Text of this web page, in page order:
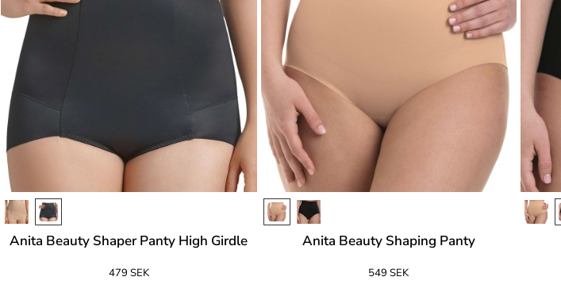
Anita Beauty Shaper Panty High Girdle
479 SEK
Anita Beauty Shaping Panty
549 SEK